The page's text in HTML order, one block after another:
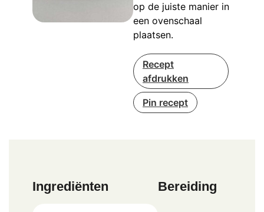
op de juiste manier in
een ovenschaal
plaatsen.
Recept
afdrukken
Pin recept
Ingrediënten Bereiding